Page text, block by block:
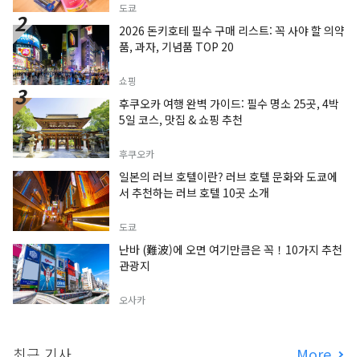
도쿄
2026 돈키호테 필수 구매 리스트: 꼭 사야 할 의약
품, 과자, 기념품 TOP 20
쇼핑
후쿠오카 여행 완벽 가이드: 필수 명소 25곳, 4박
5일 코스, 맛집 & 쇼핑 추천
후쿠오카
일본의 러브 호텔이란? 러브 호텔 문화와 도쿄에
서 추천하는 러브 호텔 10곳 소개
도쿄
난바 (難波)에 오면 여기만큼은 꼭！10가지 추천
관광지
오사카